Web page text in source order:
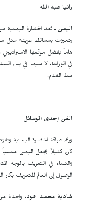
رانيا عبد الله
اليمن ـ تُعد الحضارة اليمنية
وتميزت بممالك عريقة مثل
هاماً بفضل موقعها
في الزراعة، لا سيما في بناء
منذ القدم.
الفن إحدى الوسائل
ورغم عراقة الحضارة اليمنية
كان كفيلاً بجعل اليمن
والنساء في التعريف بالوجه
الوصول إلى العالم للتعريف
شادية محمد حمود، واحدة من